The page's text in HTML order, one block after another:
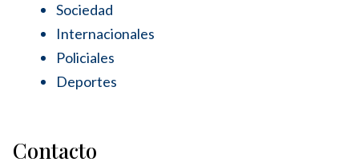
Sociedad
Internacionales
Policiales
Deportes
Contacto